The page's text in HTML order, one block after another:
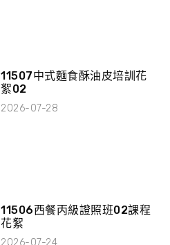
11507中式麵食酥油皮培訓花
絮02
2026-07-28
11506西餐丙級證照班02課程
花絮
2026-07-24